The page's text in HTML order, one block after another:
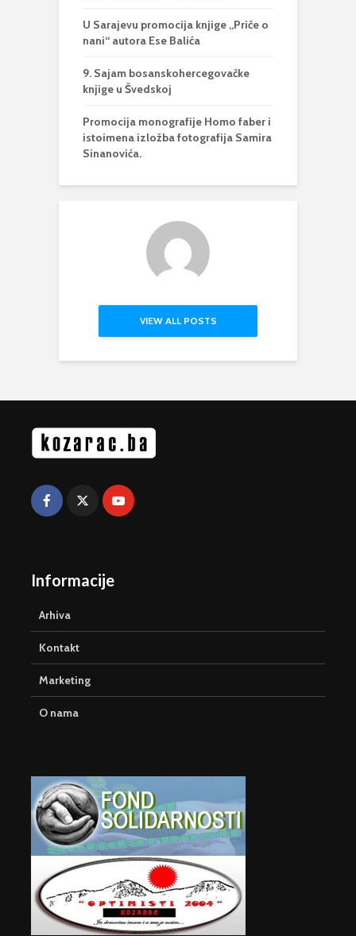
U Sarajevu promocija knjige „Priče o
nani“ autora Ese Balića
9. Sajam bosanskohercegovačke
knjige u Švedskoj
Promocija monografije Homo faber i
istoimena izložba fotografija Samira
Sinanovića.
VIEW ALL POSTS
Informacije
Arhiva
Kontakt
Marketing
O nama